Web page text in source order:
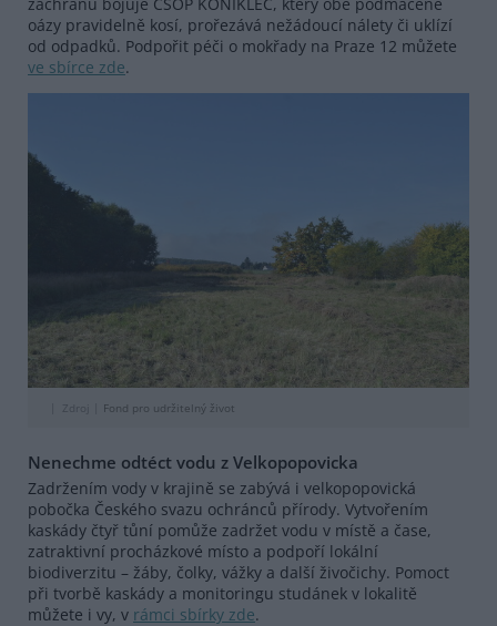
záchranu bojuje ČSOP KONIKLEC, který obě podmáčené
oázy pravidelně kosí, prořezává nežádoucí nálety či uklízí
od odpadků. Podpořit péči o mokřady na Praze 12 můžete
ve sbírce zde.
Zdroj | Fond pro udržitelný život
Nenechme odtéct vodu z Velkopopovicka
Zadržením vody v krajině se zabývá i velkopopovická
pobočka Českého svazu ochránců přírody. Vytvořením
kaskády čtyř tůní pomůže zadržet vodu v místě a čase,
zatraktivní procházkové místo a podpoří lokální
biodiverzitu – žáby, čolky, vážky a další živočichy. Pomoct
při tvorbě kaskády a monitoringu studánek v lokalitě
můžete i vy, v rámci sbírky zde.